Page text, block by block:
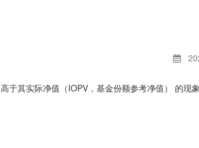
于其实际净值（IOPV，基金份额参考净值） 的现